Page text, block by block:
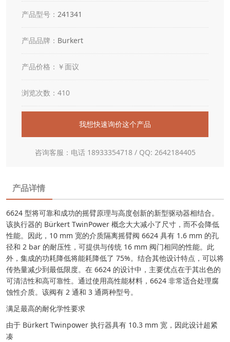
产品型号： 241341
产品品牌： Burkert
产品价格：￥面议
浏览次数：410
我想快速询价这个产品
咨询客服：电话 18933354718 / QQ: 2642184405
产品详情
6624 型将可靠和成功的摇臂原理与高度创新的新型驱动器相结合。
该执行器的 Bürkert TwinPower 概念大大减小了尺寸，而不会降低
性能。因此，10 mm 宽的介质隔离摇臂阀 6624 具有 1.6 mm 的孔
径和 2 bar 的耐压性，可提供与传统 16 mm 阀门相同的性能。此
外，集成的功耗降低将能耗降低了 75%。结合其他设计特点，可以将
传热量减少到最低限度。在 6624 的设计中，主要优点在于其出色的
可清洁性和高可靠性。通过使用高性能材料，6624 非常适合处理腐
蚀性介质。该阀有 2 通和 3 通两种型号。
满足最高的耐化学性要求
由于 Bürkert Twinpower 执行器具有 10.3 mm 宽，因此设计超紧
凑